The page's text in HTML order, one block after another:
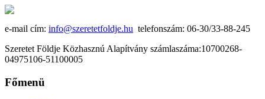
e-mail cím: info@szeretetfoldje.hu telefonszám: 06-30/33-88-245
Szeretet Földje Közhasznú Alapítvány számlaszáma:10700268-
04975106-51100005
Főmenü